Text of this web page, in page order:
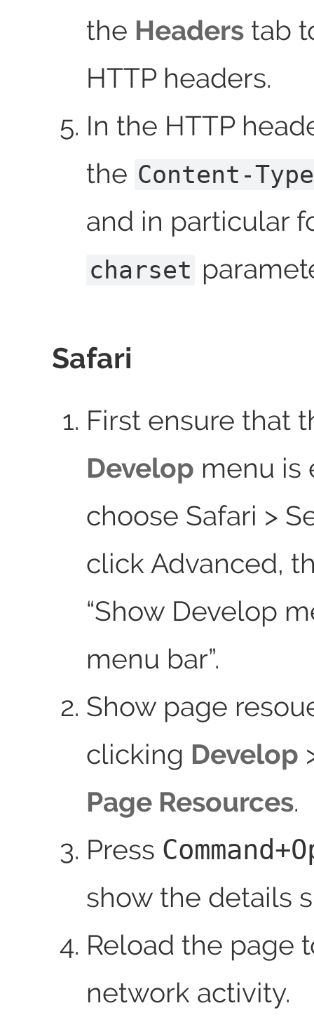
the Headerstab
HTTP headers.
In the HTTP
the Content-Type
and in particular
charset
Safari
First ensure that
Develop menu is
choose Safari >
click Advanced,
“Show Develop
menu bar”.
Show page
clicking Develop
Page Resources.
Press
show the details
Reload the page
network activity.